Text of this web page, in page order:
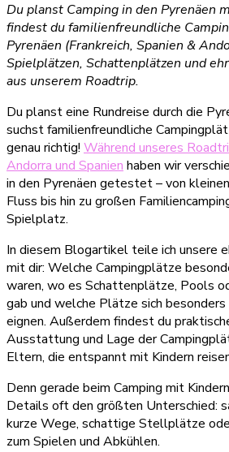
Du planst Camping in den Pyrenäen
findest du familienfreundliche
Pyrenäen (Frankreich, Spanien &
Spielplätzen, Schattenplätzen und
aus unserem Roadtrip.
Du planst eine Rundreise durch die
suchst familienfreundliche
genau richtig! Während unseres
Andorra und Spanien haben wir
in den Pyrenäen getestet – von
Fluss bis hin zu großen
Spielplatz.
In diesem Blogartikel teile ich unsere
mit dir: Welche Campingplätze
waren, wo es Schattenplätze, Pools
gab und welche Plätze sich
eignen. Außerdem findest du
Ausstattung und Lage der
Eltern, die entspannt mit Kindern
Denn gerade beim Camping mit
Details oft den größten Unterschied:
kurze Wege, schattige Stellplätze
zum Spielen und Abkühlen.